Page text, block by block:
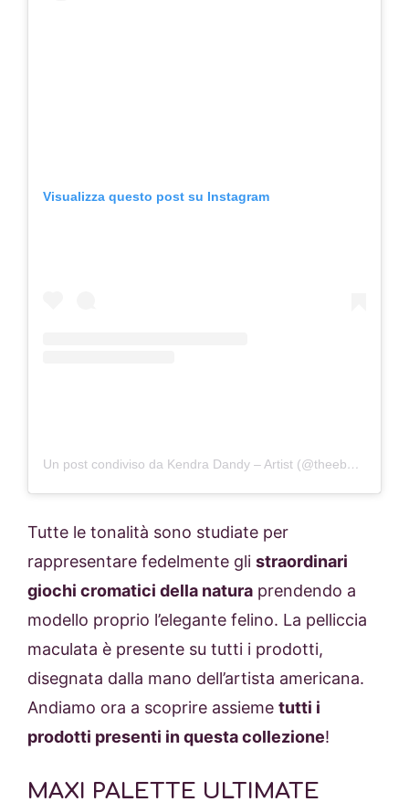
Visualizza questo post su Instagram
Un post condiviso da Kendra Dandy – Artist (@theebouffants)
Tutte le tonalità sono studiate per
rappresentare fedelmente gli straordinari
giochi cromatici della natura prendendo a
modello proprio l’elegante felino. La pelliccia
maculata è presente su tutti i prodotti,
disegnata dalla mano dell’artista americana.
Andiamo ora a scoprire assieme tutti i
prodotti presenti in questa collezione!
MAXI PALETTE ULTIMATE